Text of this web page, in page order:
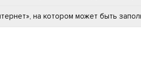
на котором может быть